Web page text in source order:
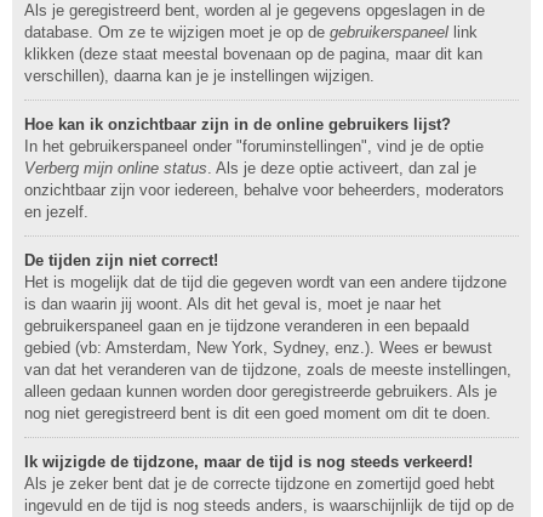
Als je geregistreerd bent, worden al je gegevens opgeslagen in de
database. Om ze te wijzigen moet je op de gebruikerspaneel link
klikken (deze staat meestal bovenaan op de pagina, maar dit kan
verschillen), daarna kan je je instellingen wijzigen.
Hoe kan ik onzichtbaar zijn in de online gebruikers lijst?
In het gebruikerspaneel onder "foruminstellingen", vind je de optie
Verberg mijn online status. Als je deze optie activeert, dan zal je
onzichtbaar zijn voor iedereen, behalve voor beheerders, moderators
en jezelf.
De tijden zijn niet correct!
Het is mogelijk dat de tijd die gegeven wordt van een andere tijdzone
is dan waarin jij woont. Als dit het geval is, moet je naar het
gebruikerspaneel gaan en je tijdzone veranderen in een bepaald
gebied (vb: Amsterdam, New York, Sydney, enz.). Wees er bewust
van dat het veranderen van de tijdzone, zoals de meeste instellingen,
alleen gedaan kunnen worden door geregistreerde gebruikers. Als je
nog niet geregistreerd bent is dit een goed moment om dit te doen.
Ik wijzigde de tijdzone, maar de tijd is nog steeds verkeerd!
Als je zeker bent dat je de correcte tijdzone en zomertijd goed hebt
ingevuld en de tijd is nog steeds anders, is waarschijnlijk de tijd op de